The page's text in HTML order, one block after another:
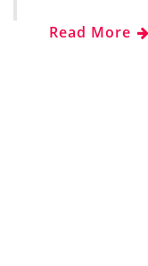
Read More